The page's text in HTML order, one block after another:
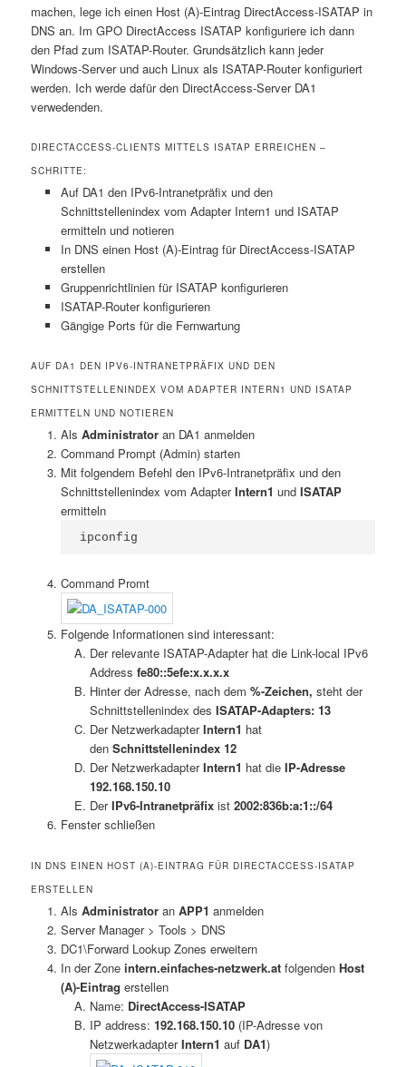
machen, lege ich einen Host (A)-Eintrag DirectAccess-ISATAP in
DNS an. Im GPO DirectAccess ISATAP konfiguriere ich dann
den Pfad zum ISATAP-Router. Grundsätzlich kann jeder
Windows-Server und auch Linux als ISATAP-Router konfiguriert
werden. Ich werde dafür den DirectAccess-Server DA1
verwedenden.
DIRECTACCESS-CLIENTS MITTELS ISATAP ERREICHEN –
SCHRITTE:
Auf DA1 den IPv6-Intranetpräfix und den
Schnittstellenindex vom Adapter Intern1 und ISATAP
ermitteln und notieren
In DNS einen Host (A)-Eintrag für DirectAccess-ISATAP
erstellen
Gruppenrichtlinien für ISATAP konfigurieren
ISATAP-Router konfigurieren
Gängige Ports für die Fernwartung
AUF DA1 DEN IPV6-INTRANETPRÄFIX UND DEN
SCHNITTSTELLENINDEX VOM ADAPTER INTERN1 UND ISATAP
ERMITTELN UND NOTIEREN
Als Administratoran DA1 anmelden
Command Prompt (Admin) starten
Mit folgendem Befehl den IPv6-Intranetpräfix und den
Schnittstellenindex vom AdapterIntern1 und ISATAP
ermitteln
ipconfig
Command Promt
Folgende Informationen sind interessant:
Der relevante ISATAP-Adapter hat die Link-local IPv6
Addressfe80::5efe:x.x.x.x
Hinter der Adresse, nach dem%-Zeichen, steht der
Schnittstellenindex desISATAP-Adapters: 13
Der NetzwerkadapterIntern1 hat
denSchnittstellenindex 12
Der NetzwerkadapterIntern1 hat dieIP-Adresse
192.168.150.10
DerIPv6-Intranetpräfix ist2002:836b:a:1::/64
Fenster schließen
IN DNS EINEN HOST (A)-EINTRAG FÜR DIRECTACCESS-ISATAP
ERSTELLEN
Als Administratoran APP1 anmelden
Server Manager > Tools > DNS
DC1\Forward Lookup Zones erweitern
In der Zone intern.einfaches-netzwerk.at folgenden Host
(A)-Eintrag erstellen
Name: DirectAccess-ISATAP
IP address:192.168.150.10 (IP-Adresse von
NetzwerkadapterIntern1 auf DA1)